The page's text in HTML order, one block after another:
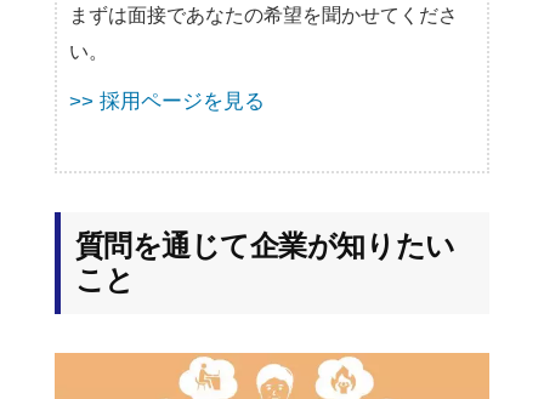
まずは面接であなたの希望を聞かせてくださ
い。
>> 採用ページを見る
質問を通じて企業が知りたい
こと